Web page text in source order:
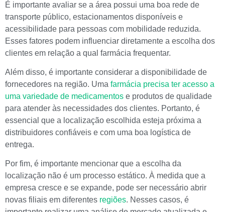
É importante avaliar se a área possui uma boa rede de
transporte público, estacionamentos disponíveis e
acessibilidade para pessoas com mobilidade reduzida.
Esses fatores podem influenciar diretamente a escolha dos
clientes em relação a qual farmácia frequentar.
Além disso, é importante considerar a disponibilidade de
fornecedores na região. Uma farmácia precisa ter acesso a
uma variedade de medicamentos e produtos de qualidade
para atender às necessidades dos clientes. Portanto, é
essencial que a localização escolhida esteja próxima a
distribuidores confiáveis e com uma boa logística de
entrega.
Por fim, é importante mencionar que a escolha da
localização não é um processo estático. À medida que a
empresa cresce e se expande, pode ser necessário abrir
novas filiais em diferentes regiões. Nesses casos, é